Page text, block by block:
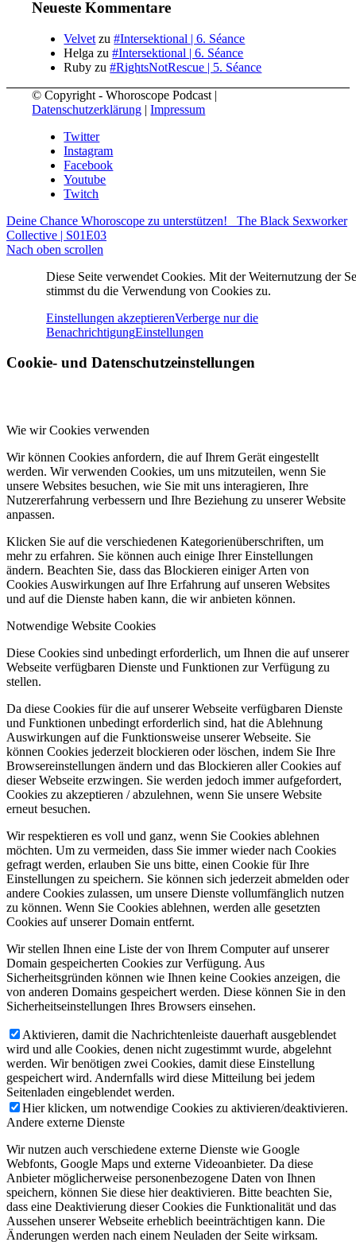
Neueste Kommentare
Velvet zu#Intersektional | 6. Séance
Helga zu#Intersektional | 6. Séance
Ruby zu#RightsNotRescue | 5. Séance
© Copyright - Whoroscope Podcast |
Datenschutzerklärung |Impressum
Twitter
Instagram
Facebook
Youtube
Twitch
Deine Chance Whoroscope zu unterstützen!
The Black Sexworker
Collective | S01E03
Nach oben scrollen
Diese Seite verwendet Cookies. Mit der Weiternutzung der
stimmst du die Verwendung von Cookies zu.
Einstellungen akzeptierenVerberge nur die
BenachrichtigungEinstellungen
Cookie- und Datenschutzeinstellungen
Wie wir Cookies verwenden
Wir können Cookies anfordern, die auf Ihrem Gerät eingestellt
werden. Wir verwenden Cookies, um uns mitzuteilen, wenn Sie
unsere Websites besuchen, wie Sie mit uns interagieren, Ihre
Nutzererfahrung verbessern und Ihre Beziehung zu unserer Website
anpassen.
Klicken Sie auf die verschiedenen Kategorienüberschriften, um
mehr zu erfahren. Sie können auch einige Ihrer Einstellungen
ändern. Beachten Sie, dass das Blockieren einiger Arten von
Cookies Auswirkungen auf Ihre Erfahrung auf unseren Websites
und auf die Dienste haben kann, die wir anbieten können.
Notwendige Website Cookies
Diese Cookies sind unbedingt erforderlich, um Ihnen die auf unserer
Webseite verfügbaren Dienste und Funktionen zur Verfügung zu
stellen.
Da diese Cookies für die auf unserer Webseite verfügbaren Dienste
und Funktionen unbedingt erforderlich sind, hat die Ablehnung
Auswirkungen auf die Funktionsweise unserer Webseite. Sie
können Cookies jederzeit blockieren oder löschen, indem Sie Ihre
Browsereinstellungen ändern und das Blockieren aller Cookies auf
dieser Webseite erzwingen. Sie werden jedoch immer aufgefordert,
Cookies zu akzeptieren / abzulehnen, wenn Sie unsere Website
erneut besuchen.
Wir respektieren es voll und ganz, wenn Sie Cookies ablehnen
möchten. Um zu vermeiden, dass Sie immer wieder nach Cookies
gefragt werden, erlauben Sie uns bitte, einen Cookie für Ihre
Einstellungen zu speichern. Sie können sich jederzeit abmelden oder
andere Cookies zulassen, um unsere Dienste vollumfänglich nutzen
zu können. Wenn Sie Cookies ablehnen, werden alle gesetzten
Cookies auf unserer Domain entfernt.
Wir stellen Ihnen eine Liste der von Ihrem Computer auf unserer
Domain gespeicherten Cookies zur Verfügung. Aus
Sicherheitsgründen können wie Ihnen keine Cookies anzeigen, die
von anderen Domains gespeichert werden. Diese können Sie in den
Sicherheitseinstellungen Ihres Browsers einsehen.
Aktivieren, damit die Nachrichtenleiste dauerhaft ausgeblendet
wird und alle Cookies, denen nicht zugestimmt wurde, abgelehnt
werden. Wir benötigen zwei Cookies, damit diese Einstellung
gespeichert wird. Andernfalls wird diese Mitteilung bei jedem
Seitenladen eingeblendet werden.
Hier klicken, um notwendige Cookies zu aktivieren/deaktivieren.
Andere externe Dienste
Wir nutzen auch verschiedene externe Dienste wie Google
Webfonts, Google Maps und externe Videoanbieter. Da diese
Anbieter möglicherweise personenbezogene Daten von Ihnen
speichern, können Sie diese hier deaktivieren. Bitte beachten Sie,
dass eine Deaktivierung dieser Cookies die Funktionalität und das
Aussehen unserer Webseite erheblich beeinträchtigen kann. Die
Änderungen werden nach einem Neuladen der Seite wirksam.